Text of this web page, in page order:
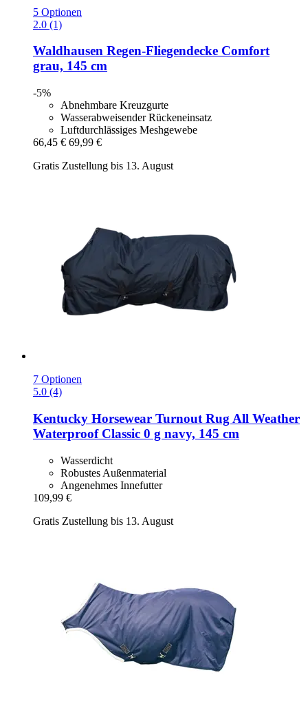
5 Optionen
2.0 (1)
Waldhausen Regen-​Fliegendecke Comfort
grau, 145 cm
-5%
Abnehmbare Kreuzgurte
Wasserabweisender Rückeneinsatz
Luftdurchlässiges Meshgewebe
66,45 € 69,99 €
Gratis Zustellung bis 13. August
7 Optionen
5.0 (4)
Kentucky Horsewear Turnout Rug All Weather
Waterproof Classic 0 g navy, 145 cm
Wasserdicht
Robustes Außenmaterial
Angenehmes Innefutter
109,99 €
Gratis Zustellung bis 13. August